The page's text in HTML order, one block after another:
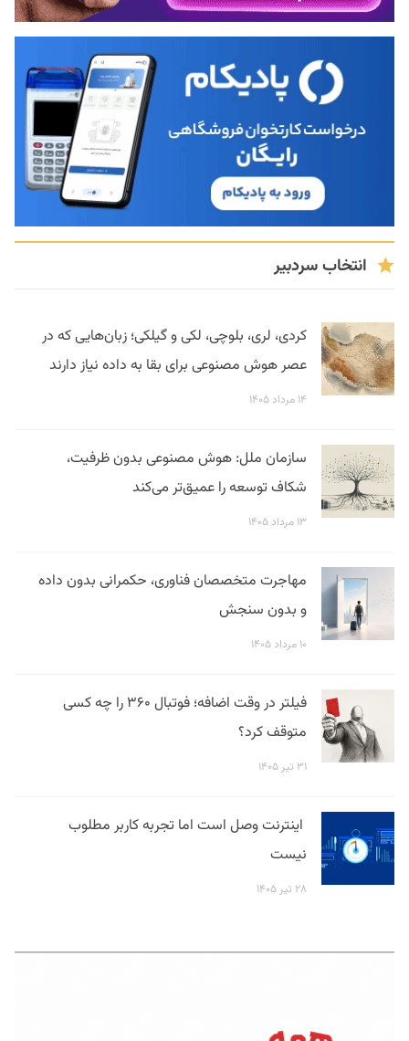
انتخاب سردبیر
کردی، لری، بلوچی، لکی و گیلکی؛ زبان‌هایی که در
عصر هوش مصنوعی برای بقا به داده نیاز دارند
۱۴ مرداد ۱۴۰۵
سازمان ملل: هوش مصنوعی بدون ظرفیت،
شکاف توسعه را عمیق‌تر می‌کند
۱۳ مرداد ۱۴۰۵
مهاجرت متخصصان فناوری، حکمرانی بدون داده
و بدون سنجش
۱۰ مرداد ۱۴۰۵
فیلتر در وقت اضافه؛ فوتبال ۳۶۰ را چه کسی
متوقف کرد؟
۳۱ تیر ۱۴۰۵
اینترنت وصل است اما تجربه کاربر مطلوب
نیست
۲۸ تیر ۱۴۰۵